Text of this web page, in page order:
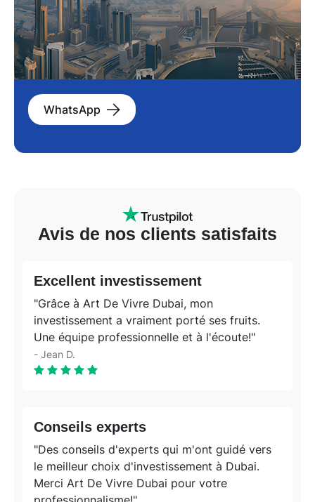
WhatsApp
Avis de nos clients satisfaits
Excellent investissement
"Grâce à Art De Vivre Dubai, mon
investissement a vraiment porté ses fruits.
Une équipe professionnelle et à l'écoute!"
- Jean D.
Conseils experts
"Des conseils d'experts qui m'ont guidé vers
le meilleur choix d'investissement à Dubai.
Merci Art De Vivre Dubai pour votre